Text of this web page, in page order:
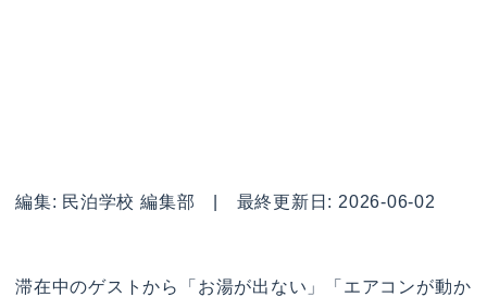
編集: 民泊学校 編集部 | 最終更新日: 2026-06-02
滞在中のゲストから「お湯が出ない」「エアコンが動か